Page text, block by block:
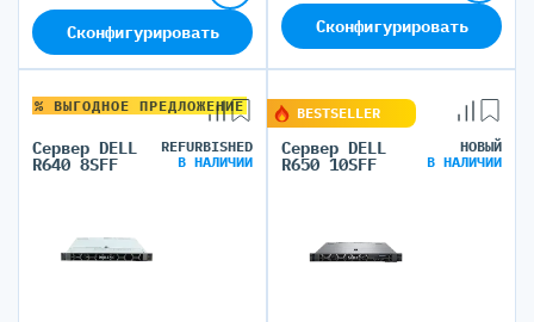
Сконфигурировать Сконфигурировать
% ВЫГОДНОЕ ПРЕДЛОЖЕНИЕ
Сервер DELL
R640 8SFF
REFURBISHED
В НАЛИЧИИ
BESTSELLER
Сервер DELL
R650 10SFF
НОВЫЙ
В НАЛИЧИИ